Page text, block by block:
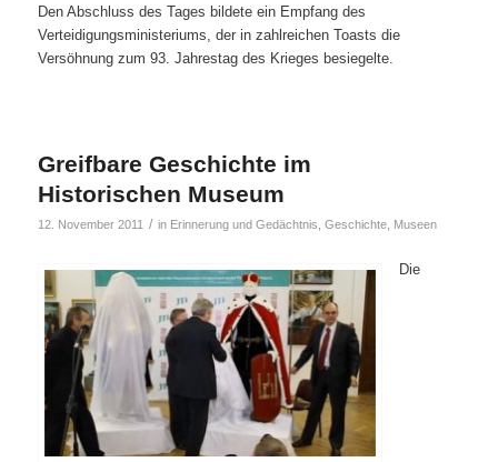
Den Abschluss des Tages bildete ein Empfang des
Verteidigungsministeriums, der in zahlreichen Toasts die
Versöhnung zum 93. Jahrestag des Krieges besiegelte.
Greifbare Geschichte im
Historischen Museum
12. November 2011 / in Erinnerung und Gedächtnis Geschichte, Museen
Die